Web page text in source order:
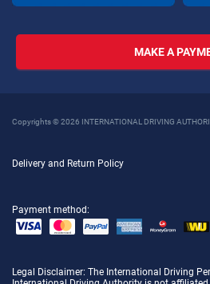
MAKE A
Copyrights © 2026 INTERNATIONAL DRIVING
Delivery and Return Policy
Payment method:
Legal Disclaimer: The International Driving